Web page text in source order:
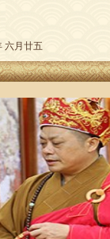
六月廿五